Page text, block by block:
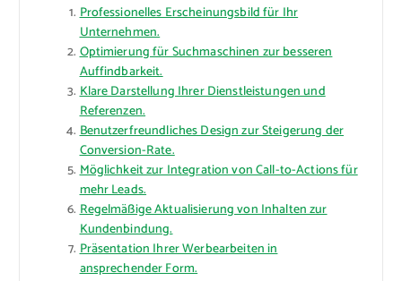
Professionelles Erscheinungsbild für Ihr
Unternehmen.
Optimierung für Suchmaschinen zur besseren
Auffindbarkeit.
Klare Darstellung Ihrer Dienstleistungen und
Referenzen.
Benutzerfreundliches Design zur Steigerung der
Conversion-Rate.
Möglichkeit zur Integration von Call-to-Actions für
mehr Leads.
Regelmäßige Aktualisierung von Inhalten zur
Kundenbindung.
Präsentation Ihrer Werbearbeiten in
ansprechender Form.